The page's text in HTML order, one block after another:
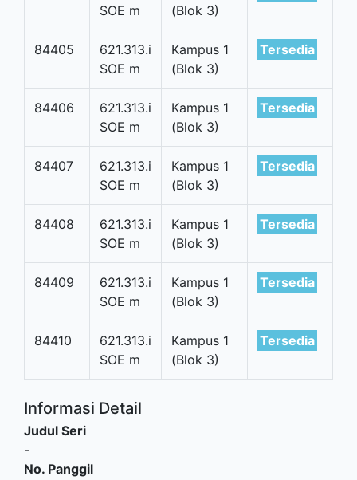
SOE m
(Blok 3)
84405
621.313.i
SOE m
Kampus 1
(Blok 3)
Tersedia
84406
621.313.i
SOE m
Kampus 1
(Blok 3)
Tersedia
84407
621.313.i
SOE m
Kampus 1
(Blok 3)
Tersedia
84408
621.313.i
SOE m
Kampus 1
(Blok 3)
Tersedia
84409
621.313.i
SOE m
Kampus 1
(Blok 3)
Tersedia
84410
621.313.i
SOE m
Kampus 1
(Blok 3)
Tersedia
Informasi Detail
Judul Seri
-
No. Panggil